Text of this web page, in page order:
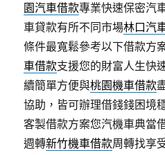
園汽車借款專業快速保密汽
車貸款有所不同市場林口汽
條件最寬鬆參考以下借款方
車借款支援您的財富人生快
續簡單方便與桃園機車借款
協助，皆可辦理借錢錢困境
客製借款方案您汽機車典當
週轉新竹機車借款周轉找享